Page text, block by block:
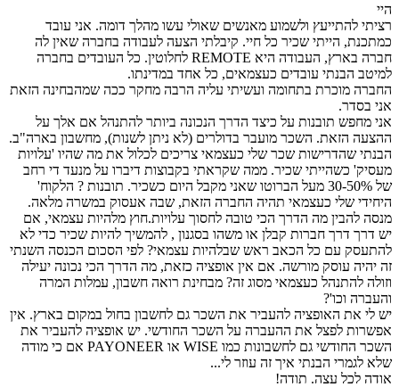
היי
רציתי להתייעץ ולשמוע מאנשים שאולי עשו מהלך דומה. אני עובד
כמתכנת, הייתי שכיר כל חיי. קיבלתי הצעה לעבודה בחברה שאין לה
חברה בארץ, העבודה היא REMOTE לחלוטין. כל העובדים בחברה
למיטב הבנתי עובדים כעצמאים, כל אחד במדינתו.
החברה מוכרת בתחומה ועשיתי עליה הרבה מחקר ככה שמהבחינה הזאת
אני בסדר.
אני מחפש תובנות על כיצד הדרך הנכונה ביותר להתנהל אם אלך על
ההצעה הזאת. השכר מועבר בדולרים (לא ניתן לשנות), מחשבון בארה"ב.
הבנתי שהדרישות שכר שלי כעצמאי צריכים לכלול את מה שהיו 'עלויות
מעסיק' כשהייתי שכיר. ממה שקראתי בקבוצות דיברו על מנעד די רחב
של 30-50% מעל הברוטו שאני מקבל היום כשכיר. תובנות ? הלקוח'
היחידי שלי כעצמאי תהיה החברה הזאת, שבה אעסוק במשרה מלאה.
מנסה להבין מה הדרך הכי טובה לחסוך עלויות.חוץ מלהיות עצמאי, אם
יש דרך דרך חברות קבלן או משהו בסגנון , להמשיך להיות שכיר כדי לא
להתעסק עם כל הכאב ראש שבלהיות עצמאי? לפי הסכום הכנסה השנתי
זה יהיה עוסק מורשה. אם אין אופציה כזאת, מה הדרך הכי נכונה יעילה
וזולה להתנהל כעצמאי מסוג זה? מבחינת רואה חשבון, עמלות המרה
והעברה וכו'?
יש לי את האופציה להעביר את השכר גם לחשבון בחול במקום בארץ. אין
אפשרות לפצל את ההעברה על השכר החודשי. יש אופציה להעביר את
השכר החודשי גם לחשבונות כמו WISE או PAYONEER אם כי מודה
שלא לגמרי הבנתי איך זה עוזר לי...
אודה לכל עצה. תודה!